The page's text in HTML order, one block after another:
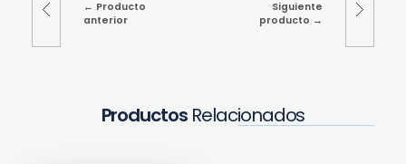
Producto
anterior
Siguiente
producto
Productos Relacionados